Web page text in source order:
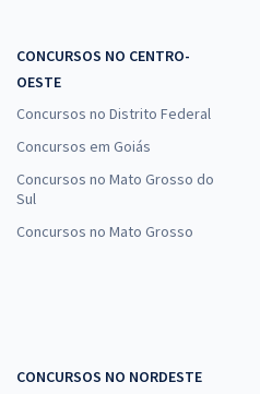
CONCURSOS NO CENTRO-
OESTE
Concursos no Distrito Federal
Concursos em Goiás
Concursos no Mato Grosso do
Sul
Concursos no Mato Grosso
CONCURSOS NO NORDESTE